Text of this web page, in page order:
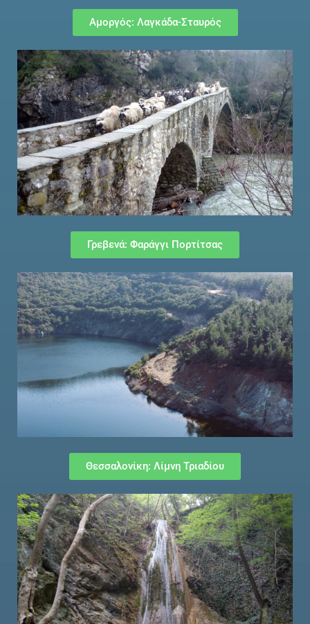
Αμοργός: Λαγκάδα-Σταυρός
Γρεβενά: Φαράγγι Πορτίτσας
Θεσσαλονίκη: Λίμνη Τριαδίου